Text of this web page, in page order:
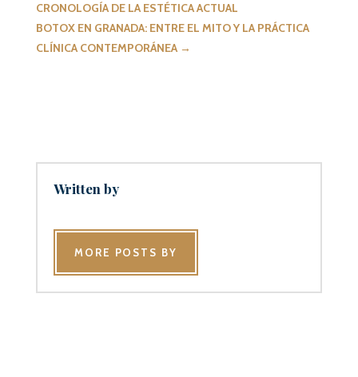
CRONOLOGÍA DE LA ESTÉTICA ACTUAL
BOTOX EN GRANADA: ENTRE EL MITO Y LA PRÁCTICA
CLÍNICA CONTEMPORÁNEA→
Written by
MORE POSTS BY